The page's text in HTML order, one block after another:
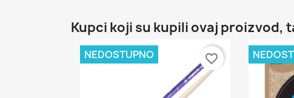
Kupci koji su kupili ovaj proizvod,
NEDOSTUPNO favorite_border